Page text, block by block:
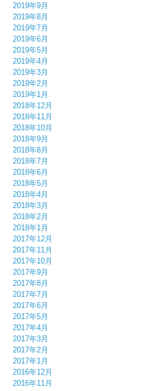
2019年9月
2019年8月
2019年7月
2019年6月
2019年5月
2019年4月
2019年3月
2019年2月
2019年1月
2018年12月
2018年11月
2018年10月
2018年9月
2018年8月
2018年7月
2018年6月
2018年5月
2018年4月
2018年3月
2018年2月
2018年1月
2017年12月
2017年11月
2017年10月
2017年9月
2017年8月
2017年7月
2017年6月
2017年5月
2017年4月
2017年3月
2017年2月
2017年1月
2016年12月
2016年11月